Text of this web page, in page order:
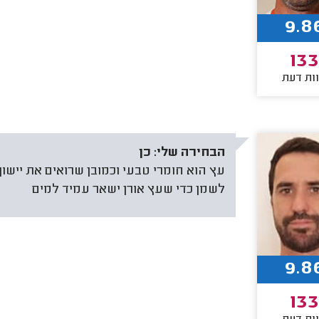
133
דעת
הבחירה שלי: כן
עץ הוא חומרי טבעי וכמובן שרואים את
לשמן כדי שעץ אורן ישאר עמיד למים
133